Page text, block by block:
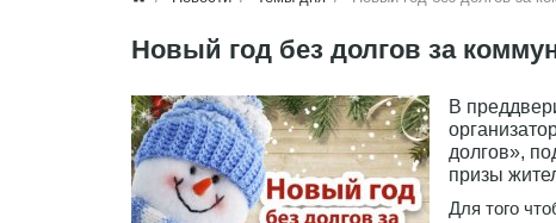
Новый год без долгов за
В
долгов»,
призы
Для того